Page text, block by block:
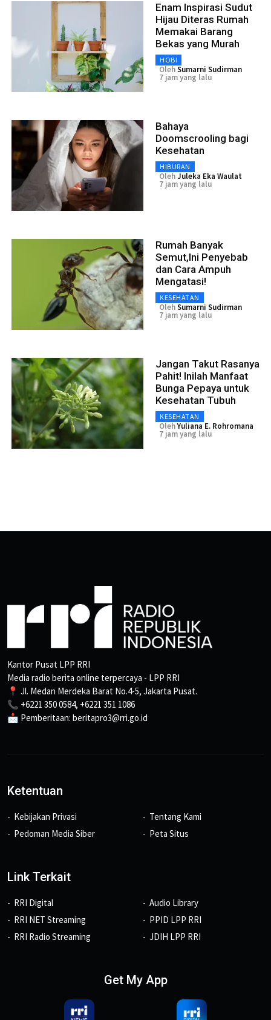
Enam Inspirasi Sudut
Hijau Diteras Rumah
Memakai Barang
Bekas yang Murah
HOBI
OlehSumarni Sudirman
7 jam yang lalu
Bahaya
Doomscrooling bagi
Kesehatan
HIBURAN
OlehJuleka Eka Waulat
7 jam yang lalu
Rumah Banyak
Semut,Ini Penyebab
dan Cara Ampuh
Mengatasi!
KESEHATAN
OlehSumarni Sudirman
7 jam yang lalu
Jangan Takut Rasanya
Pahit! Inilah Manfaat
Bunga Pepaya untuk
Kesehatan Tubuh
KESEHATAN
OlehYuliana E. Rohromana
7 jam yang lalu
Kantor Pusat LPP RRI
Media radio berita online terpercaya - LPP RRI
📍 Jl. Medan Merdeka Barat No.4-5, Jakarta Pusat.
📞 +6221 350 0584, +6221 351 1086
📩 Pemberitaan: beritapro3@rri.go.id
Ketentuan
Kebijakan Privasi
Pedoman Media Siber
Tentang Kami
Peta Situs
Link Terkait
RRI Digital
RRI NET Streaming
RRI Radio Streaming
Audio Library
PPID LPP RRI
JDIH LPP RRI
Get My App